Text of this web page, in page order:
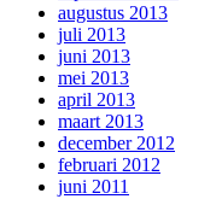
augustus 2013
juli 2013
juni 2013
mei 2013
april 2013
maart 2013
december 2012
februari 2012
juni 2011